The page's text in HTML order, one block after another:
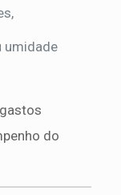
umidade
do